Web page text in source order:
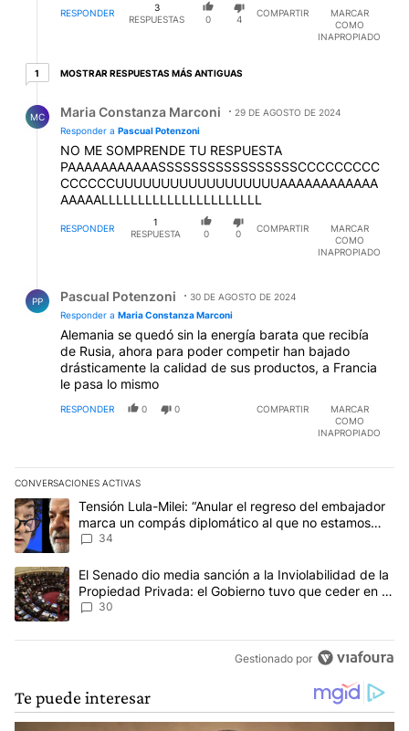
RESPONDER
3
RESPUESTAS
0 4
COMPARTIR
MARCAR
COMO
INAPROPIADO
11 respuesta más antiguas
MOSTRAR RESPUESTAS MÁS ANTIGUAS
MC Maria Constanza Marconi
29 DE AGOSTO DE 2024
Responder a Pascual Potenzoni
NO ME SOMPRENDE TU RESPUESTA
PAAAAAAAAAAASSSSSSSSSSSSSSSSSCCCCCCCCC
CCCCCCUUUUUUUUUUUUUUUUUUAAAAAAAAAAAA
AAAAALLLLLLLLLLLLLLLLLLLLLL
RESPONDER
1
RESPUESTA
0 0
COMPARTIR
MARCAR
COMO
INAPROPIADO
PP Pascual Potenzoni
30 DE AGOSTO DE 2024
Responder a Maria Constanza Marconi
Alemania se quedó sin la energía barata que recibía
de Rusia, ahora para poder competir han bajado
drásticamente la calidad de sus productos, a Francia
le pasa lo mismo
RESPONDER 0 0 COMPARTIR
MARCAR
COMO
INAPROPIADO
CONVERSACIONES ACTIVAS
Este listado muestra los artículos con más comentarios en los
Un artículo de tendencia con el título "Tensión Lula-Milei:
Tensión Lula-Milei: “Anular el regreso del embajador
marca un compás diplomático al que no estamos
acostumbrados"
34
Un artículo de tendencia con el título "El Senado dio media
El Senado dio media sanción a la Inviolabilidad de la
Propiedad Privada: el Gobierno tuvo que ceder en la
Ley del Manejo del Fuego
30
Gestionado por